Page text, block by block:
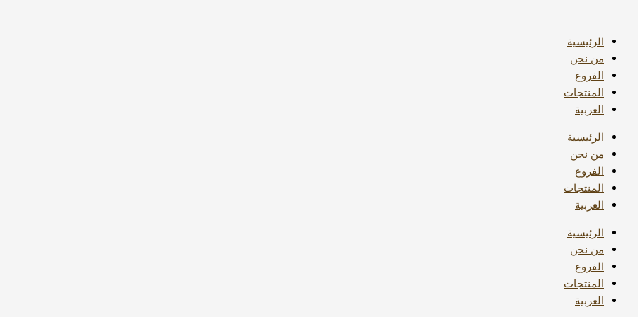
المحتوىالرئيسية
من نحن
الفروع
المنتجات
العربية
الرئيسية
من نحن
الفروع
المنتجات
العربية
الرئيسية
من نحن
الفروع
المنتجات
العربية